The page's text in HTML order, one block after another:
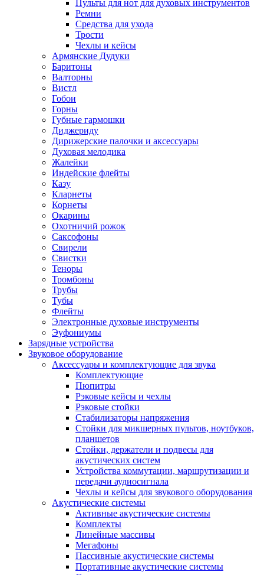
Пульты для нот для духовых инструментов
Ремни
Средства для ухода
Трости
Чехлы и кейсы
Армянские Дудуки
Баритоны
Валторны
Вистл
Гобои
Горны
Губные гармошки
Диджериду
Дирижерские палочки и аксессуары
Духовая мелодика
Жалейки
Индейские флейты
Казу
Кларнеты
Корнеты
Окарины
Охотничий рожок
Саксофоны
Свирели
Свистки
Теноры
Тромбоны
Трубы
Тубы
Флейты
Электронные духовые инструменты
Эуфониумы
Зарядные устройства
Звуковое оборудование
Аксессуары и комплектующие для звука
Комплектующие
Пюпитры
Рэковые кейсы и чехлы
Рэковые стойки
Стабилизаторы напряжения
Стойки для микшерных пультов, ноутбуков,
планшетов
Стойки, держатели и подвесы для
акустических систем
Устройства коммутации, маршрутизации и
передачи аудиосигнала
Чехлы и кейсы для звукового оборудования
Акустические системы
Активные акустические системы
Комплекты
Линейные массивы
Мегафоны
Пассивные акустические системы
Портативные акустические системы